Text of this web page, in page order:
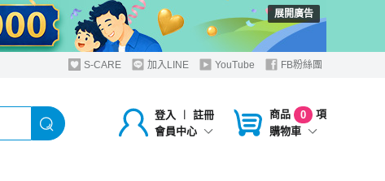
展開廣告
S-CARE 加入LINE YouTube FB粉絲團
登入 ︱
註冊
會員中心
商品 0
項
購物車